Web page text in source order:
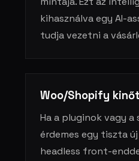
kihasználva egy AI-
tudja vezetni a
Woo/Shopify
Ha a pluginok vagy a
érdemes egy tiszta
headless front-